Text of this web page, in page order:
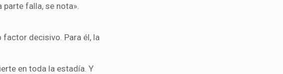
falla, se nota».
decisivo. Para él, la
en toda la estadía. Y